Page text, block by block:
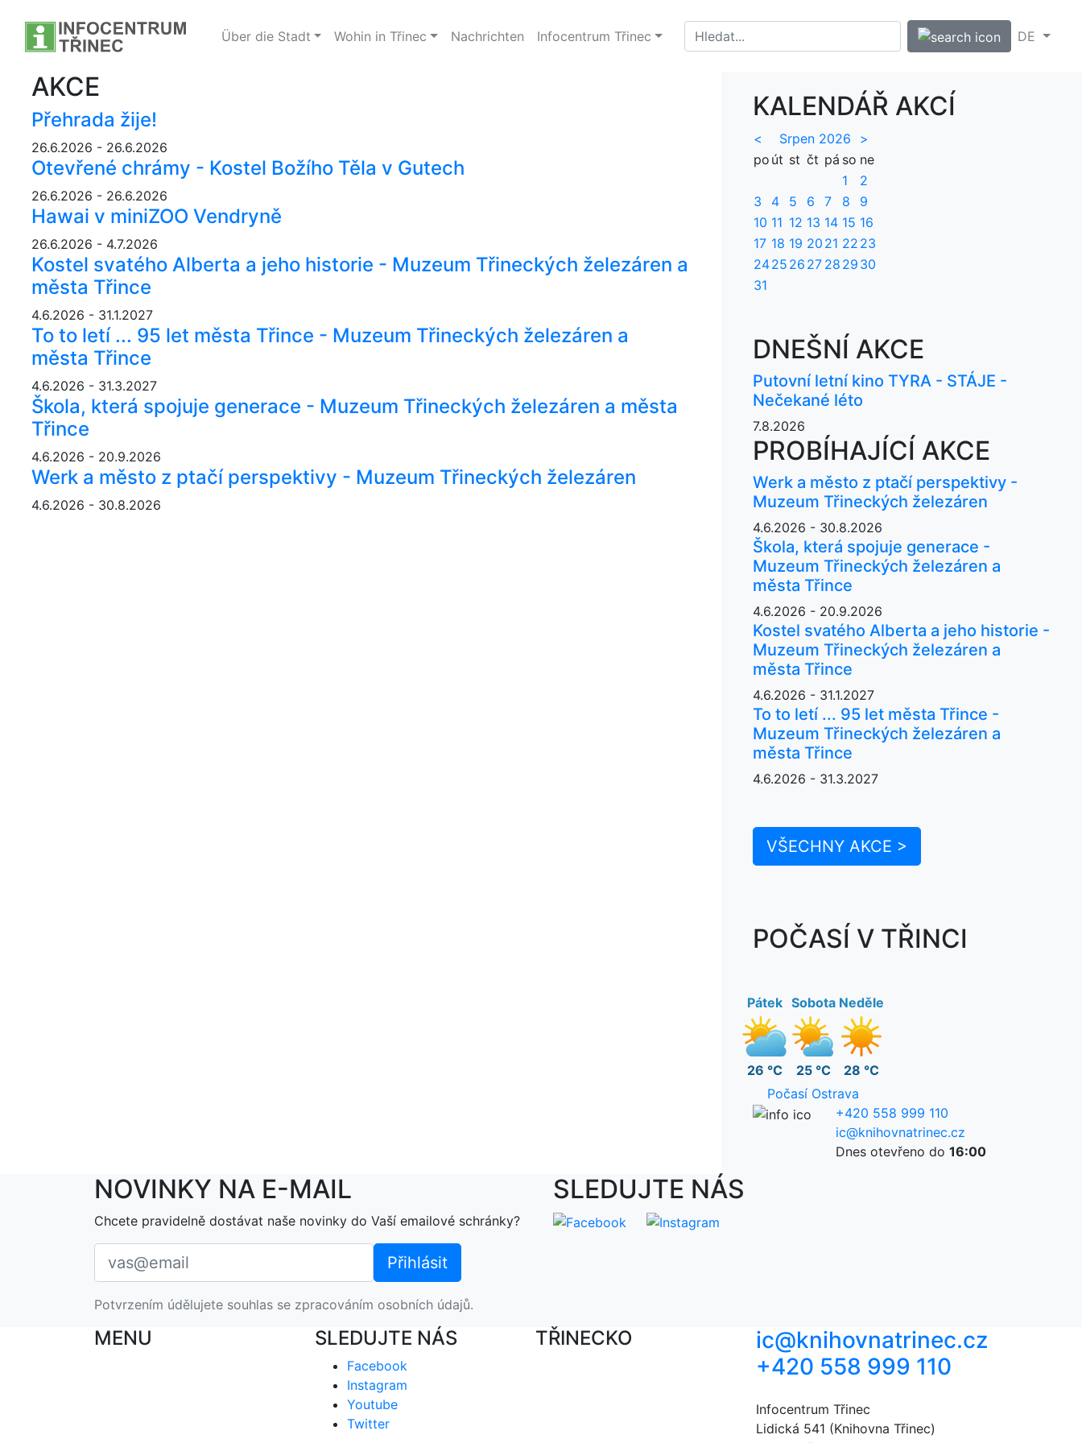
Über die Stadt Wohin in Třinec Nachrichten Infocentrum Třinec DE
AKCE
Přehrada žije!
26.6.2026 - 26.6.2026
Otevřené chrámy - Kostel Božího Těla v Gutech
26.6.2026 - 26.6.2026
Hawai v miniZOO Vendryně
26.6.2026 - 4.7.2026
Kostel svatého Alberta a jeho historie - Muzeum Třineckých železáren a
města Třince
4.6.2026 - 31.1.2027
To to letí ... 95 let města Třince - Muzeum Třineckých železáren a
města Třince
4.6.2026 - 31.3.2027
Škola, která spojuje generace - Muzeum Třineckých železáren a města
Třince
4.6.2026 - 20.9.2026
Werk a město z ptačí perspektivy - Muzeum Třineckých železáren
4.6.2026 - 30.8.2026
KALENDÁŘ AKCÍ
< Srpen 2026
>
po út st čt pá so ne
1
2
3
4 5 6 7 8
9
10 11 12 13 14 15 16
17 18 19 20 21 22 23
2425 26 27 28 29 30
31
DNEŠNÍ AKCE
Putovní letní kino TYRA - STÁJE -
Nečekané léto
7.8.2026
PROBÍHAJÍCÍ AKCE
Werk a město z ptačí perspektivy -
Muzeum Třineckých železáren
4.6.2026 - 30.8.2026
Škola, která spojuje generace -
Muzeum Třineckých železáren a
města Třince
4.6.2026 - 20.9.2026
Kostel svatého Alberta a jeho historie -
Muzeum Třineckých železáren a
města Třince
4.6.2026 - 31.1.2027
To to letí ... 95 let města Třince -
Muzeum Třineckých železáren a
města Třince
4.6.2026 - 31.3.2027
VŠECHNY AKCE >
POČASÍ V TŘINCI
Pátek
26 °C
Sobota
25 °C
Neděle
28 °C
Počasí Ostrava
+420 558 999 110
ic@knihovnatrinec.cz
Dnes otevřeno do 16:00
NOVINKY NA E-MAIL
Chcete pravidelně dostávat naše novinky do Vaší emailové schránky?
Potvrzením údělujete souhlas se zpracováním osobních údajů.
SLEDUJTE NÁS
MENU SLEDUJTE NÁS
Facebook
Instagram
Youtube
Twitter
TŘINECKO
ic@knihovnatrinec.cz
+420 558 999 110
Infocentrum Třinec
Lidická 541 (Knihovna Třinec)